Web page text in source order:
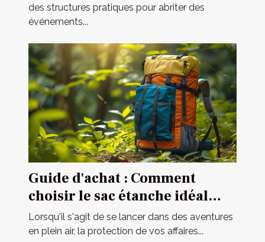
des structures pratiques pour abriter des
événements...
Guide d'achat : Comment
choisir le sac étanche idéal
pour vos activités ?
Lorsqu'il s'agit de se lancer dans des aventures
en plein air, la protection de vos affaires...